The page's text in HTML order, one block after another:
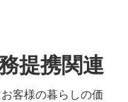
提携関連
客様の暮らしの価